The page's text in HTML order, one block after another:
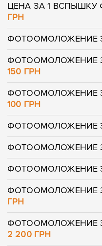
ЦЕНА ЗА 1
ГРН
ФОТООМОЛОЖЕНИЕ
ФОТООМОЛОЖЕНИЕ
150 ГРН
ФОТООМОЛОЖЕНИЕ
100 ГРН
ФОТООМОЛОЖЕНИЕ
ФОТООМОЛОЖЕНИЕ
ФОТООМОЛОЖЕНИЕ
ФОТООМОЛОЖЕНИЕ
ГРН
ФОТООМОЛОЖЕНИЕ
2 200 ГРН